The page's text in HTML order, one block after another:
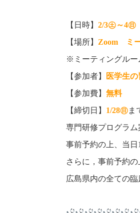
【日時】 2/3㊏～4
【場所】 Zoom ミ
※ミーティングルー
【参加者】
医学生
【参加費】 無料
【締切日】 1/28㊐ま
専門研修プログラム
事前予約の上、当日
さらに，事前予約
広島県内の全ての